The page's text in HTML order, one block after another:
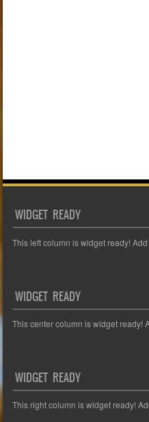
WIDGET READY
This left column is widget ready!
WIDGET READY
This center column is widget ready!
WIDGET READY
This right column is widget ready!